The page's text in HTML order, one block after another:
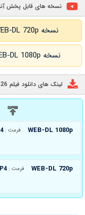
نسخه های قابل پخش
نسخه WEB-DL 720p زبان اصلی
نسخه WEB-DL 1080p زبان اصلی
لینک های دانلود فیلم California Schemin 2026
WEB-DL 1080p فرمت :
WEB-DL 720p فرمت :